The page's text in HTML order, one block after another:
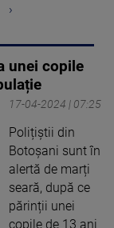
›
unei copile
17-04-2024 | 07:25
Polițiștii din
Botoșani sunt în
alertă de marți
seară, după ce
părinții unei
copile de 13 ani